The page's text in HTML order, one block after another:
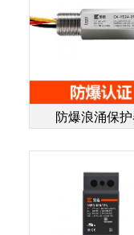
防爆浪涌保